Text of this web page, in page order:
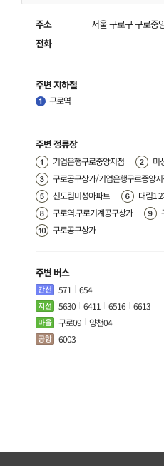
주소
서울 구로구 구로중
전화
주변 지하철
구로역
주변 정류장
기업은행구로중앙지점
미
구로공구상가/기업은행구로중앙
신도림미성아파트
대림
구로역.구로기계공구상가
구로공구상가
주변 버스
571
654
5630
6411 6516
6613
구로09
양천04
6003